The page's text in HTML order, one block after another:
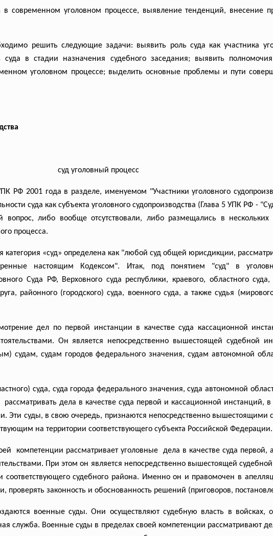
в современном уголовном процессе, выявление тенденций, внесение
решить следующие задачи: выявить роль суда как участника
суда в стадии назначения судебного заседания; выявить
уголовном процессе; выделить основные проблемы и пути
суд уголовный процесс
РФ 2001 года в разделе, именуемом "Участники уголовного
суда как субъекта уголовного судопроизводства (Глава 5 УПК РФ -
либо вообще отсутствовали, либо размещались в нескольких
процесса.
категория «суд» определена как "любой суд общей юрисдикции,
настоящим Кодексом". Итак, под понятием "суд" в
Суда РФ, Верховного суда республики, краевого, областного
районного (городского) суда, военного суда, а также судья
дел по первой инстанции в качестве суда кассационной
Он является непосредственно вышестоящей судебной
судам, судам городов федерального значения, судам автономной
суда, суда города федерального значения, суда автономной
дела в качестве суда первой и кассационной инстанций,
Эти суды, в свою очередь, признаются непосредственно
на территории соответствующего субъекта Российской Федерации.
компетенции рассматривает уголовные дела в качестве суда
При этом он является непосредственно вышестоящей
судебного района. Именно он и правомочен в
законность и обоснованность решений (приговоров,
военные суды. Они осуществляют судебную власть в войсках,
служба. Военные суды в пределах своей компетенции рассматривают